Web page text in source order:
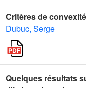
Critères de
Dubuc, Serge
Quelques résultats